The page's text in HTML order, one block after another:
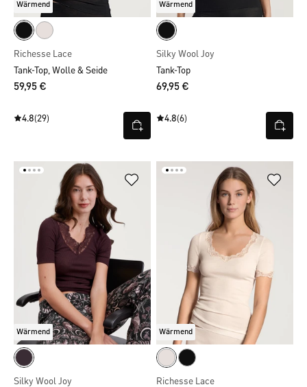
Wärmend
Richesse Lace
Tank-Top, Wolle & Seide
59,95 €
4.8(29)
Wärmend
Silky Wool Joy
Tank-Top
69,95 €
4.8(6)
Wärmend
Silky Wool Joy
Wärmend
Richesse Lace